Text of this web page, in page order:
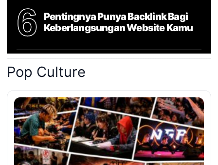
6
Pentingnya Punya Backlink Bagi
Keberlangsungan Website Kamu
Pop Culture